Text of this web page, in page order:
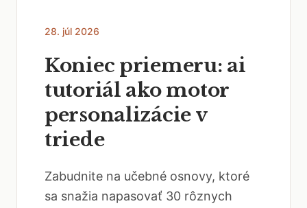
28. júl 2026
Koniec priemeru: ai
tutoriál ako motor
personalizácie v
triede
Zabudnite na učebné osnovy, ktoré
sa snažia napasovať 30 rôznych